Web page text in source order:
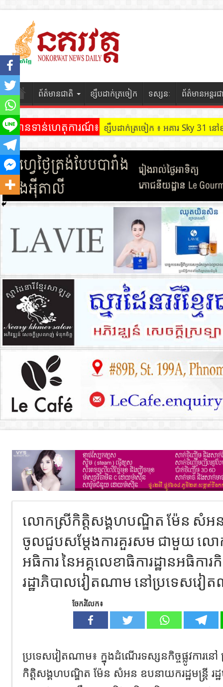
ព័ត៌មានជាតិ ខ្សឹបដាក់ត្រចៀក ទស្សនៈ ព័ត៌មានអន្តរជ
ព័ត៌មានទាន់ហេតុការណ៍៖ ខ្សឹបដាក់ត្រចៀក ៖ អគារ Sky 31
ខ្សឹបដាក់ត្រចៀក ៖ ដល់ករ ! ឈ្មួញដឹក
លោកស្រីកិត្តិសង្គហបណ្ឌិត ម៉ែន សំអ
ចូលជួបសម្តែងការគួរសម ជាមួយ ល
អធិការ នៃអគ្គលេខាធិការដ្ឋានអធិការកិ
រដ្ឋាភិបាលវៀតណាម នៅប្រទេសវៀ
ចែករំលែក៖
ប្រទេសវៀតណាម៖ ក្នុងដំណើរទស្សនកិច្ចផ្លូវការ
កិត្តិសង្គហបណ្ឌិត ម៉ែន សំអន ឧបនាយករដ្ឋមន្ត្រី រដ្